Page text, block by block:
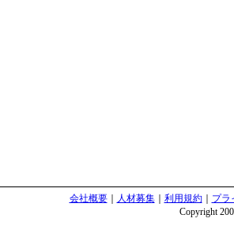
会社概要｜ 人材募集｜ 利用規約｜ プラ
Copyright